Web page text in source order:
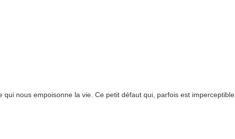
nous empoisonne la vie. Ce petit défaut qui, parfois est imperceptible,